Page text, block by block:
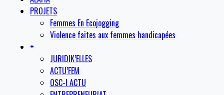
PROJETS
Femmes En Ecojogging
Violence faites aux femmes handicapées
+
JURIDIK’ELLES
ACTU’FEM
OSC-I ACTU